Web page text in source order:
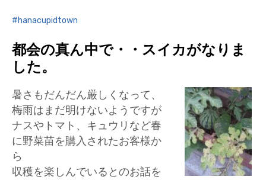
hanacupidtown
都会の真ん中で・・スイカがなりま
した。
暑さもだんだん厳しくなって、
梅雨はまだ明けないようですが
ナスやトマト、キュウリなど春
に野菜苗を購入されたお客様か
ら
収穫を楽しんでいるとのお話を